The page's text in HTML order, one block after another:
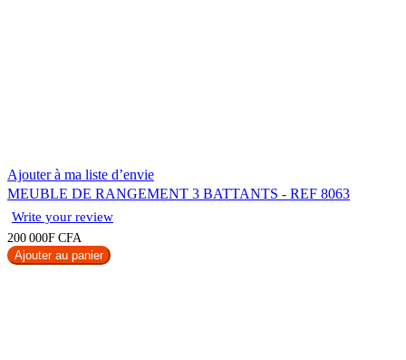
Ajouter à ma liste d’envie
MEUBLE DE RANGEMENT 3 BATTANTS - REF 8063
Write your review
200 000F CFA
Ajouter au panier